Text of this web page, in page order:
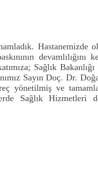
Sağlık
Sayın Doç.
yönetilmiş ve
Sağlık Hizmetleri